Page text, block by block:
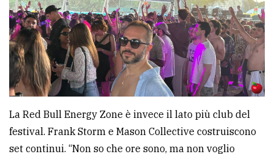
La Red Bull Energy Zone è invece il lato più club del
festival. Frank Storm e Mason Collective costruiscono
set continui. “Non so che ore sono, ma non voglio